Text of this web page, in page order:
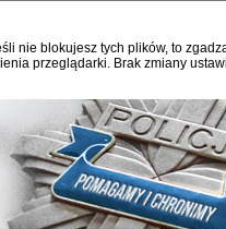
nie blokujesz tych plików, to
przeglądarki. Brak zmiany